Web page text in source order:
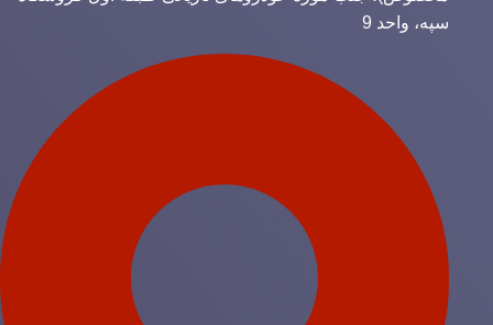
سپه، واحد 9